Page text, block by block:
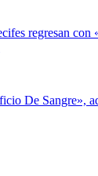
regresan con
De Sangre»,